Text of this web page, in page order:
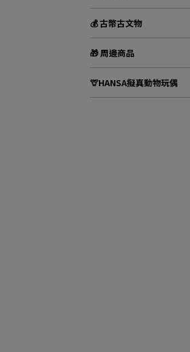
💰 古幣古文物
🎁 周邊商品
🦒HANSA擬真動物玩偶